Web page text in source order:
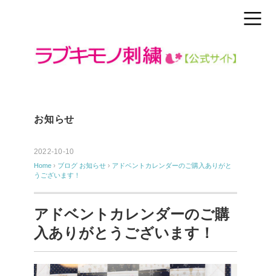
お知らせ
2022-10-10
Home › ブログ お知らせ › アドベントカレンダーのご購入ありがと
うございます！
アドベントカレンダーのご購
入ありがとうございます！